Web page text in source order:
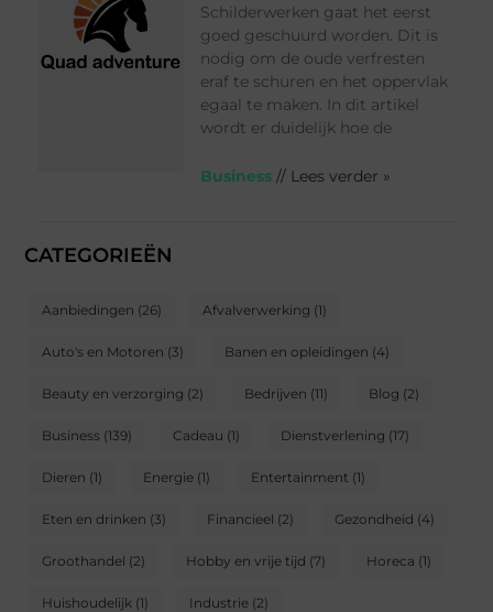
CATEGORIEËN
Aanbiedingen (26) Afvalverwerking (1)
Auto's en Motoren (3) Banen en opleidingen (4)
Beauty en verzorging (2) Bedrijven (11) Blog (2)
Business (139) Cadeau (1) Dienstverlening (17)
Dieren (1) Energie (1) Entertainment (1)
Eten en drinken (3) Financieel (2) Gezondheid (4)
Groothandel (2) Hobby en vrije tijd (7) Horeca (1)
Huishoudelijk (1) Industrie (2)
Schilderwerken gaat het eerst
goed geschuurd worden. Dit is
nodig om de oude verfresten
eraf te schuren en het oppervlak
egaal te maken. In dit artikel
wordt er duidelijk hoe de
Business // Lees verder »